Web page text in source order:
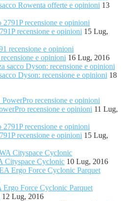
Rowenta offerte e opinioni 13
recensione e opinioni 15 Lug,
e opinioni 16 Lug, 2016
Dyson: recensione e opinioni 18
recensione e opinioni 11 Lug,
recensione e opinioni 15 Lug,
Cityspace Cyclonic 10 Lug, 2016
Force Cyclonic Parquet
12 Lug, 2016